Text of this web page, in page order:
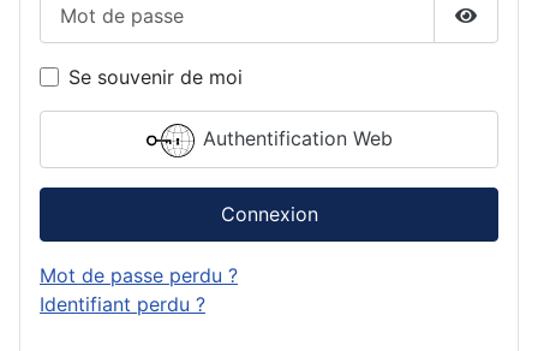
Se souvenir de moi
Authentification Web
Connexion
Mot de passe perdu ?
Identifiant perdu ?